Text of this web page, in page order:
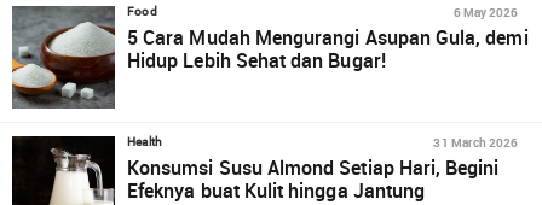
Food 6 May 2026
5 Cara Mudah Mengurangi Asupan Gula, demi
Hidup Lebih Sehat dan Bugar!
Health 31 March 2026
Konsumsi Susu Almond Setiap Hari, Begini
Efeknya buat Kulit hingga Jantung